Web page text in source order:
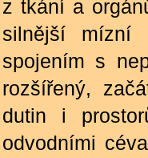
z tkání a
silnější mízní
spojením s
rozšířený,
dutin i
odvodními